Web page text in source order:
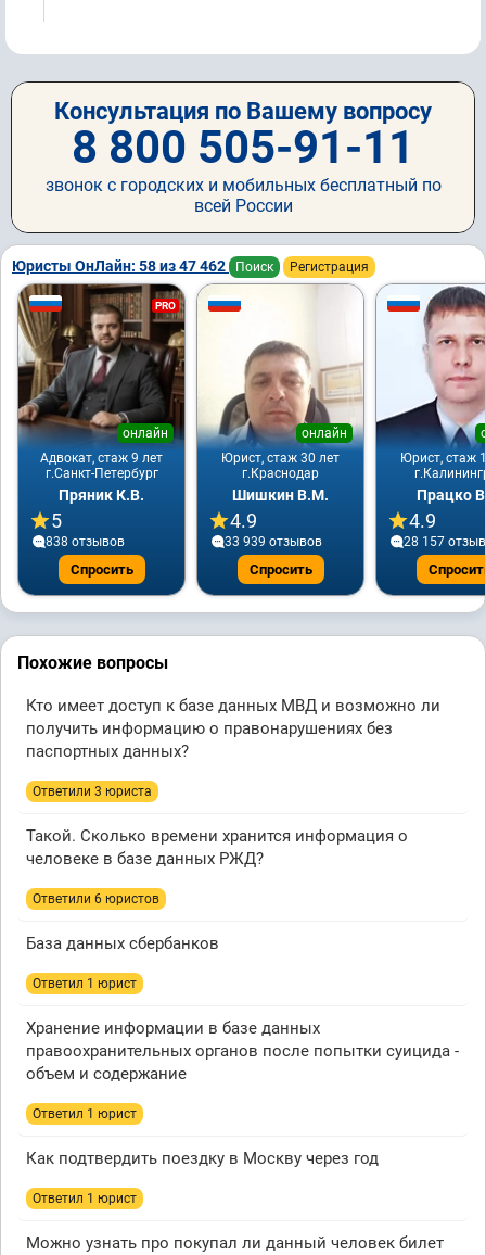
Консультация по Вашему вопросу
8 800 505-91-11
звонок с городских и мобильных бесплатный по
всей России
Юристы ОнЛайн: 58 из 47 462 Поиск Регистрация
PRO
Адвокат, стаж 9 лет
онлайн
г.Санкт-Петербург
Пряник К.В.
5
838 отзывов
Спросить
Юрист, стаж 30 лет
онлайн
г.Краснодар
Шишкин В.М.
4.9
33 939 отзывов
Спросить
Юрист, стаж
Працко
4.9
28 157
Похожие вопросы
Кто имеет доступ к базе данных МВД и возможно ли
получить информацию о правонарушениях без
паспортных данных?
Ответили 3 юристa
Такой. Сколько времени хранится информация о
человеке в базе данных РЖД?
Ответили 6 юристов
База данных сбербанков
Ответил 1 юрист
Хранение информации в базе данных
правоохранительных органов после попытки суицида -
объем и содержание
Ответил 1 юрист
Как подтвердить поездку в Москву через год
Ответил 1 юрист
Можно узнать про покупал ли данный человек билет